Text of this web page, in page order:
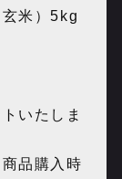
米）5kg
いたしま
品購入時